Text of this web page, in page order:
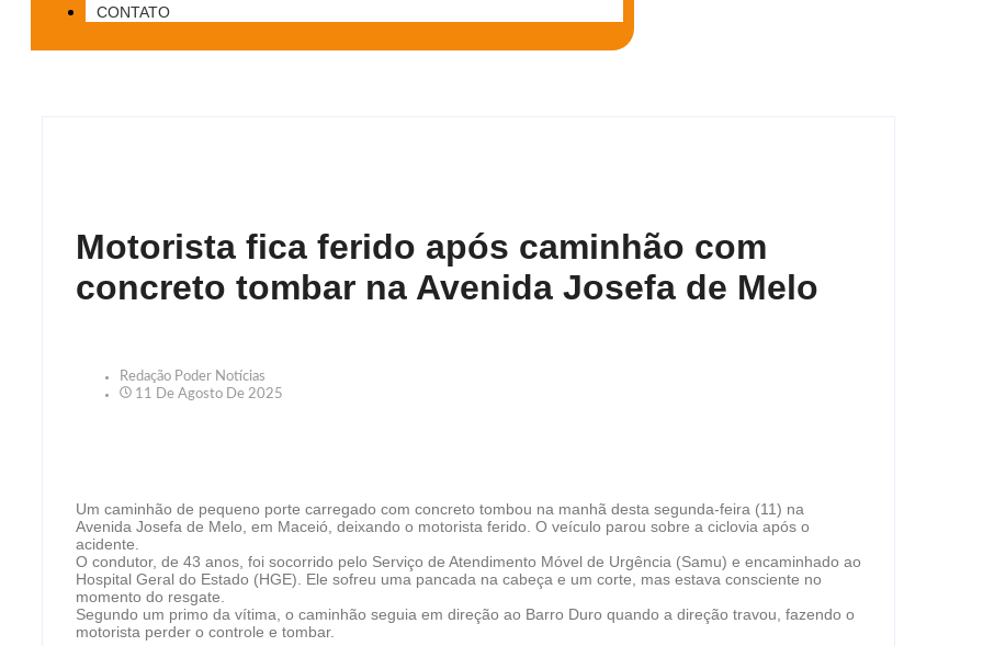
CONTATO
Motorista fica ferido após caminhão com
concreto tombar na Avenida Josefa de Melo
Redação Poder Notícias
11 De Agosto De 2025
Um caminhão de pequeno porte carregado com concreto tombou na manhã desta segunda-feira (11) na
Avenida Josefa de Melo, em Maceió, deixando o motorista ferido. O veículo parou sobre a ciclovia após o
acidente.
O condutor, de 43 anos, foi socorrido pelo Serviço de Atendimento Móvel de Urgência (Samu) e encaminhado ao
Hospital Geral do Estado (HGE). Ele sofreu uma pancada na cabeça e um corte, mas estava consciente no
momento do resgate.
Segundo um primo da vítima, o caminhão seguia em direção ao Barro Duro quando a direção travou, fazendo o
motorista perder o controle e tombar.